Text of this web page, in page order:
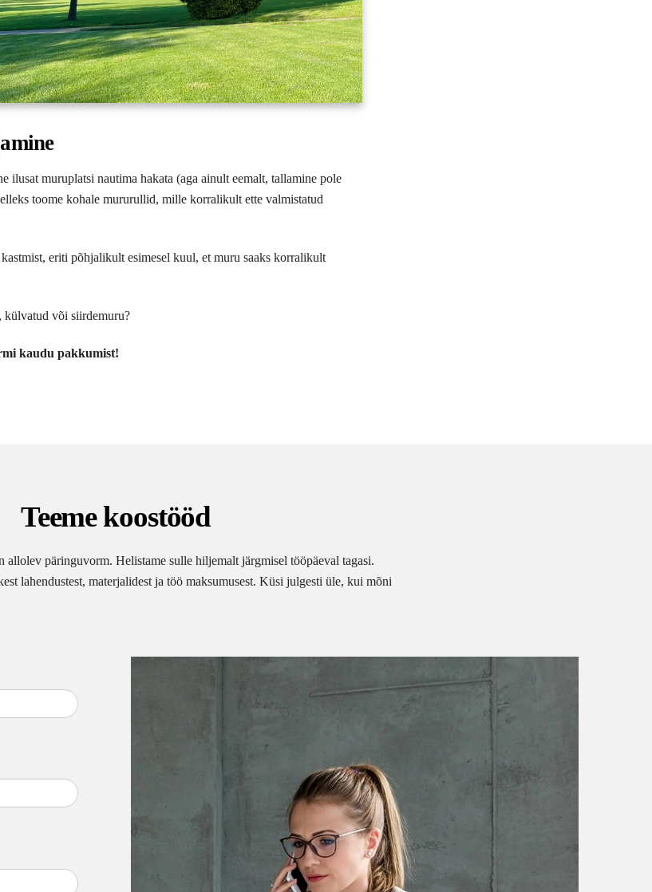
ilusat muruplatsi nautima hakata (aga ainult eemalt, tallamine pole
toome kohale mururullid, mille korralikult ette valmistatud
eriti põhjalikult esimesel kuul, et muru saaks korralikult
külvatud või siirdemuru?
kaudu pakkumist!
Teeme koostööd
allolev päringuvorm. Helistame sulle hiljemalt järgmisel tööpäeval tagasi.
lahendustest, materjalidest ja töö maksumusest. Küsi julgesti üle, kui mõni